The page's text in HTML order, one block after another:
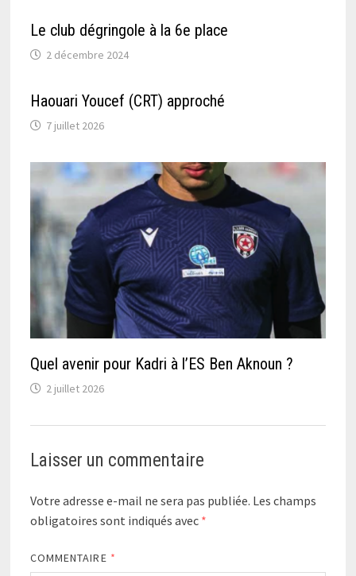
Le club dégringole à la 6e place
2 décembre 2024
Haouari Youcef (CRT) approché
7 juillet 2026
Quel avenir pour Kadri à l’ES Ben Aknoun ?
2 juillet 2026
Laisser un commentaire
Votre adresse e-mail ne sera pas publiée. Les champs
obligatoires sont indiqués avec *
COMMENTAIRE *